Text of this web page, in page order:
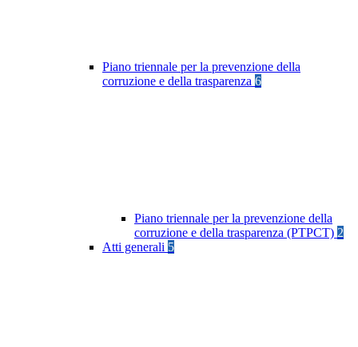
Piano triennale per la prevenzione della
corruzione e della trasparenza 6
Piano triennale per la prevenzione della
corruzione e della trasparenza (PTPCT) 2
Atti generali 5